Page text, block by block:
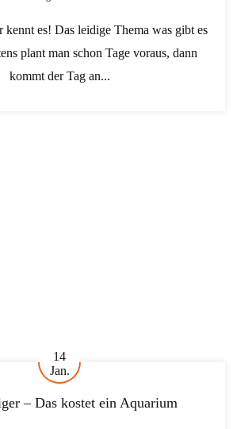
kennt es! Das leidige Thema was gibt es
plant man schon Tage voraus, dann
kommt der Tag an...
14
Jan.
– Das kostet ein Aquarium